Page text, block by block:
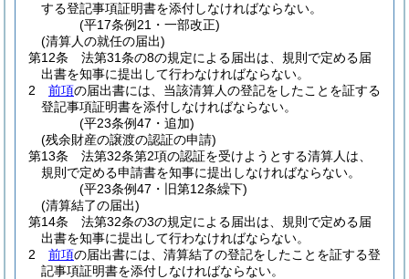
する登記事項証明書を添付しなければならない。
(平17条例21・一部改正)
(清算人の就任の届出)
第12条
法第31条の8の規定による届出は、規則で定める届
出書を知事に提出して行わなければならない。
2
前項の届出書には、当該清算人の登記をしたことを証する
登記事項証明書を添付しなければならない。
(平23条例47・追加)
(残余財産の譲渡の認証の申請)
第13条
法第32条第2項の認証を受けようとする清算人は、
規則で定める申請書を知事に提出しなければならない。
(平23条例47・旧第12条繰下)
(清算結了の届出)
第14条
法第32条の3の規定による届出は、規則で定める届
出書を知事に提出して行わなければならない。
2
前項の届出書には、清算結了の登記をしたことを証する登
記事項証明書を添付しなければならない。